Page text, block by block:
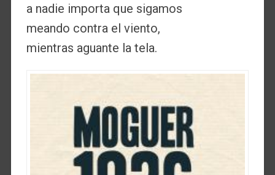
a nadie importa que sigamos
meando contra el viento,
mientras aguante la tela.